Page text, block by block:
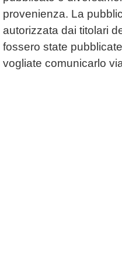
provenienza. La
autorizzata dai titolari
fossero state
vogliate comunicarlo